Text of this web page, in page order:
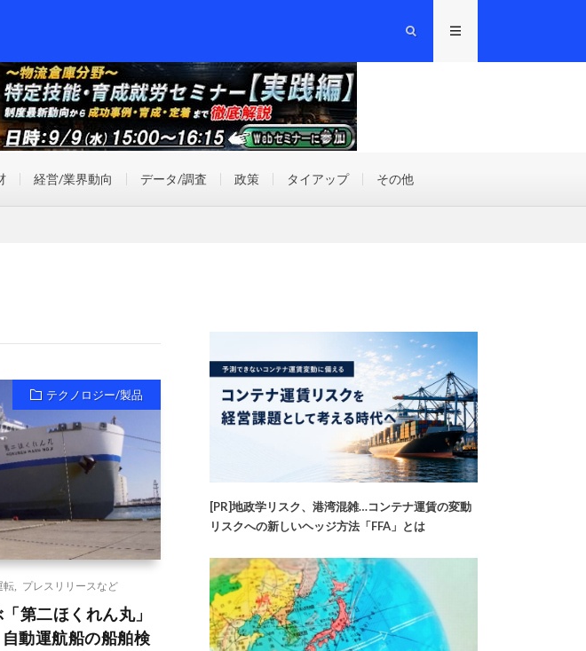
経営/業界動向 データ/調査 政策 タイアップ その他
テクノロジー/製品
転 プレスリリースなど
第二ほくれん丸」
動運航船の船舶検
[PR]地政学リスク、港湾混雑…コンテナ運賃の変動
リスクへの新しいヘッジ方法「FFA」とは